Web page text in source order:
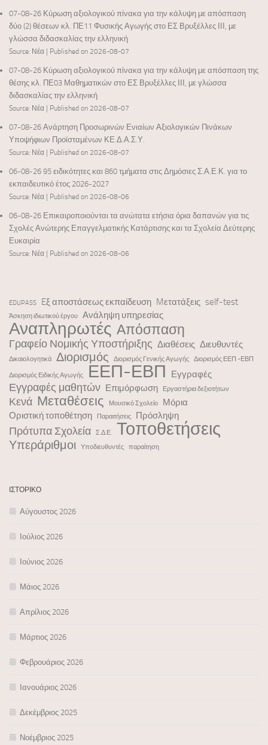
07-08-26 Κύρωση αξιολογικού πίνακα για την κάλυψη με απόσπαση
δύο (2) θέσεων κλ. ΠΕ11 Φυσικής Αγωγής στο ΕΣ Βρυξέλλες ΙΙΙ, με
γλώσσα διδασκαλίας την ελληνική
Source: Νέα Published on 2026-08-07
07-08-26 Κύρωση αξιολογικού πίνακα για την κάλυψη με απόσπαση της
θέσης κλ. ΠΕ03 Μαθηματικών στο ΕΣ Βρυξέλλες ΙΙΙ, με γλώσσα
διδασκαλίας την ελληνική
Source: Νέα Published on 2026-08-07
07-08-26 Ανάρτηση Προσωρινών Ενιαίων Αξιολογικών Πινάκων
Υποψήφιων Προϊσταμένων ΚΕ.Δ.Α.Σ.Υ.
Source: Νέα Published on 2026-08-07
06-08-26 95 ειδικότητες και 860 τμήματα στις Δημόσιες Σ.Α.Ε.Κ. για το
εκπαιδευτικό έτος 2026-2027
Source: Νέα Published on 2026-08-06
06-08-26 Επικαιροποιούνται τα ανώτατα ετήσια όρια δαπανών για τις
Σχολές Ανώτερης Επαγγελματικής Κατάρτισης και τα Σχολεία Δεύτερης
Ευκαιρία
Source: Νέα Published on 2026-08-06
EDUPASS Eξ αποστάσεως εκπαίδευση Mετατάξεις self-test
Άσκηση ιδιωτικού έργου Ανάληψη υπηρεσίας
Αναπληρωτές Απόσπαση
Γραφείο Νομικής Υποστήριξης Διαθέσεις Διευθυντές
Δικαιολογητικά Διορισμός Διορισμός Γενικής Αγωγής Διορισμός ΕΕΠ -ΕΒΠ
Διορισμός Ειδικής Αγωγής ΕΕΠ-ΕΒΠ Εγγραφές
Εγγραφές μαθητών Επιμόρφωση Εργαστήρια δεξιοτήτων
Κενά Μεταθέσεις Μουσικό Σχολείο
Μόρια
Οριστική τοποθέτηση
Παραιτήσεις Πρόσληψη
Πρότυπα Σχολεία Σ.Δ.Ε. Τοποθετήσεις
Υπεράριθμοι Υποδιευθυντές παραίτηση
ΙΣΤΟΡΙΚΌ
Αύγουστος 2026
Ιούλιος 2026
Ιούνιος 2026
Μάιος 2026
Απρίλιος 2026
Μάρτιος 2026
Φεβρουάριος 2026
Ιανουάριος 2026
Δεκέμβριος 2025
Νοέμβριος 2025